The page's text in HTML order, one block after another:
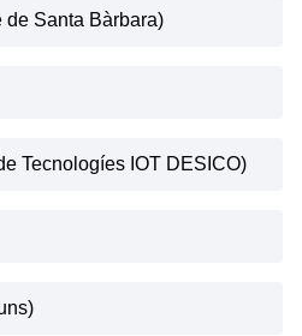
de Santa Bàrbara)
Tecnologíes IOT DESICO)